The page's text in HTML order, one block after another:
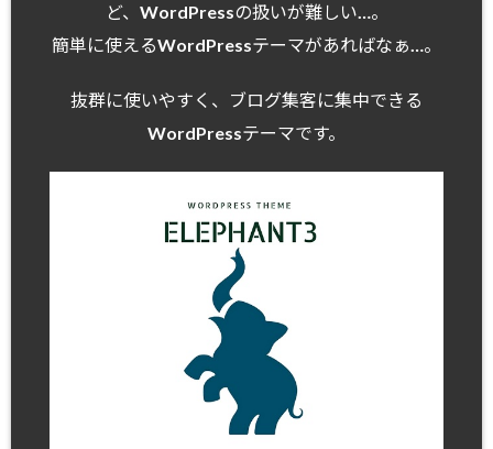
ど、WordPressの扱いが難しい…。
簡単に使えるWordPressテーマがあればなぁ…。
抜群に使いやすく、ブログ集客に集中できる
WordPressテーマです。